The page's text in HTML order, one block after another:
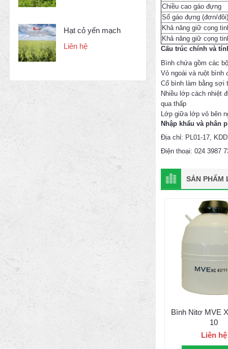
Hạt cỏ yến mạch
Liên hệ
Chiều cao gáo đựng
Số gáo đựng (đơn/đôi)
Khả năng giữ cọng
Khả năng giữ cọng
Cấu trúc chính và
Bình chứa gồm các
Vỏ ngoài và ruột bình
Cổ bình làm bằng sợi
Nhiều lớp cách nhiệt
qua thấp
Lớp giữa lớp vỏ bên
Nhập khẩu và phân
Địa chỉ: PL01-17,
Điện thoại: 024 3987
SẢN PHẨM
Bình Nitơ MVE
10
Liên hệ